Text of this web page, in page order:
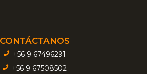
CONTÁCTANOS
+56 9 67496291
+56 9 67508502